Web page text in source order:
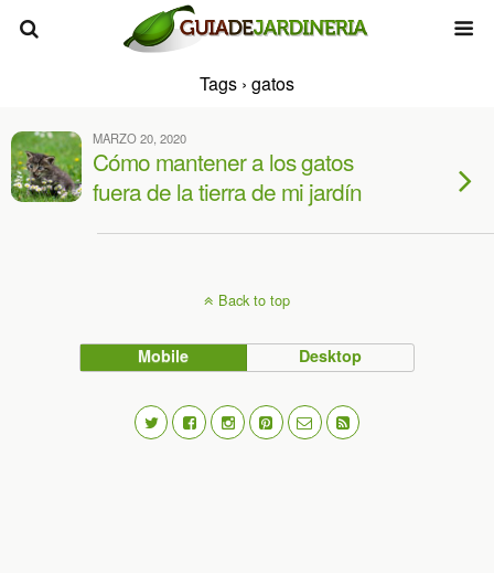
Tags › gatos
MARZO 20, 2020
Cómo mantener a los gatos
fuera de la tierra de mi jardín
Back to top
Mobile Desktop